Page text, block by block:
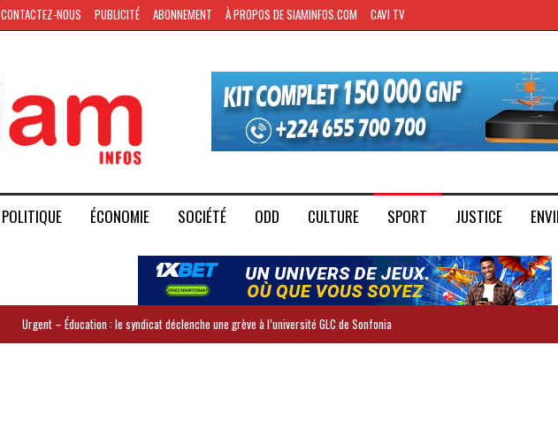
CONTACTEZ-NOUS PUBLICITÉ ABONNEMENT À PROPOS DE SIAMINFOS.COM CAVI TV
POLITIQUE ÉCONOMIE SOCIÉTÉ ODD CULTURE SPORT JUSTICE
Urgent – Éducation : le syndicat déclenche une grève à l’université GLC de Sonfonia